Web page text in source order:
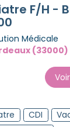
F/H -
Médicale
(33000)
CDI